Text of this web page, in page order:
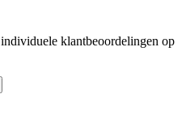
individuele klantbeoordelingen op